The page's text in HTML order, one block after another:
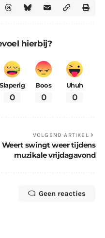
hierbij?
Slaperig
0
Boos
0
Uhuh
0
VOLGEND ARTIKEL
Weert swingt weer tijdens
muzikale vrijdagavond
Geen reacties